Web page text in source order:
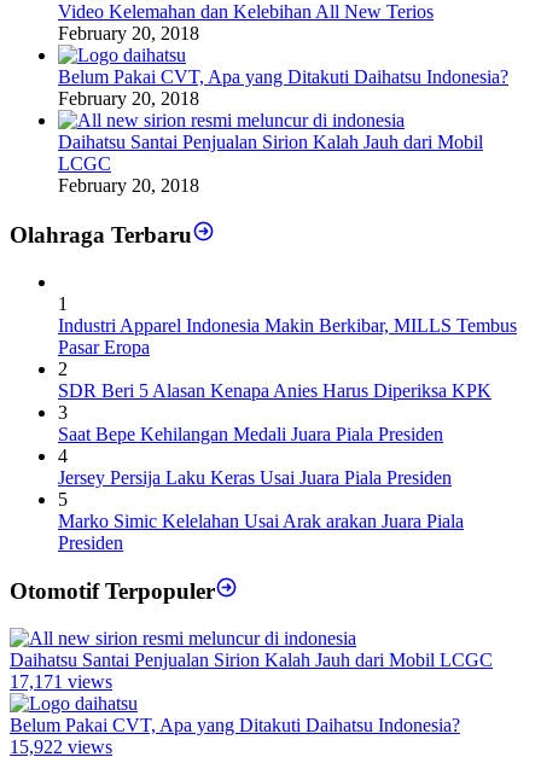
Video Kelemahan dan Kelebihan All New Terios
February 20, 2018
Belum Pakai CVT, Apa yang Ditakuti Daihatsu Indonesia?
February 20, 2018
Daihatsu Santai Penjualan Sirion Kalah Jauh dari Mobil
LCGC
February 20, 2018
Olahraga Terbaru
1
Industri Apparel Indonesia Makin Berkibar, MILLS Tembus
Pasar Eropa
2
SDR Beri 5 Alasan Kenapa Anies Harus Diperiksa KPK
3
Saat Bepe Kehilangan Medali Juara Piala Presiden
4
Jersey Persija Laku Keras Usai Juara Piala Presiden
5
Marko Simic Kelelahan Usai Arak arakan Juara Piala
Presiden
Otomotif Terpopuler
Daihatsu Santai Penjualan Sirion Kalah Jauh dari Mobil LCGC
17,171 views
Belum Pakai CVT, Apa yang Ditakuti Daihatsu Indonesia?
15,922 views